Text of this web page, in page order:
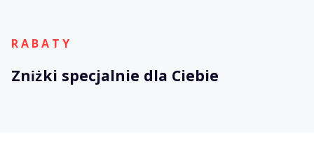
R A B A T Y
Zniżki specjalnie dla Ciebie